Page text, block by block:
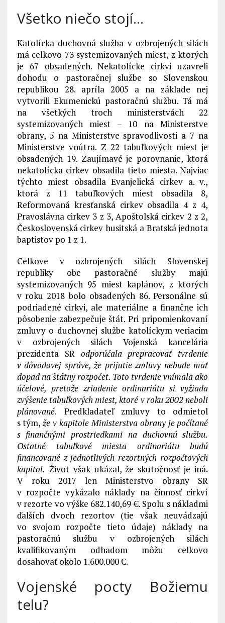
Všetko niečo stojí…
Katolícka duchovná služba v ozbrojených silách
má celkovo 73 systemizovaných miest, z ktorých
je 67 obsadených. Nekatolícke cirkvi uzavreli
dohodu o pastoračnej službe so Slovenskou
republikou 28. apríla 2005 a na základe nej
vytvorili Ekumenickú pastoračnú službu. Tá má
na všetkých troch ministerstvách 22
systemizovaných miest – 10 na Ministerstve
obrany, 5 na Ministerstve spravodlivosti a 7 na
Ministerstve vnútra. Z 22 tabuľkových miest je
obsadených 19. Zaujímavé je porovnanie, ktorá
nekatolícka cirkev obsadila tieto miesta. Najviac
týchto miest obsadila Evanjelická cirkev a. v.,
ktorá z 11 tabuľkových miest obsadila 8,
Reformovaná kresťanská cirkev obsadila 4 z 4,
Pravoslávna cirkev 3 z 3, Apoštolská cirkev 2 z 2,
Československá cirkev husitská a Bratská jednota
baptistov po 1 z 1.
Celkove v ozbrojených silách Slovenskej
republiky obe pastoračné služby majú
systemizovaných 95 miest kaplánov, z ktorých
v roku 2018 bolo obsadených 86. Personálne sú
podriadené cirkvi, ale materiálne a finančne ich
pôsobenie zabezpečuje štát. Pri pripomienkovaní
zmluvy o duchovnej službe katolíckym veriacim
v ozbrojených silách Vojenská kancelária
prezidenta SR odporúčala prepracovať tvrdenie
v dôvodovej správe, že prijatie zmluvy nebude mať
dopad na štátny rozpočet. Toto tvrdenie vnímala ako
účelové, pretože zriadenie ordinariátu si vyžiada
zvýšenie tabuľkových miest, ktoré v roku 2002 neboli
plánované. Predkladateľ zmluvy to odmietol
s tým,že v kapitole Ministerstva obrany je počítané
s finančnými prostriedkami na duchovnú službu.
Ostatné tabuľkové miesta ordinariátu budú
financované z jednotlivých rezortných rozpočtových
kapitol. Život však ukázal, že skutočnosť je iná.
V roku 2017 len Ministerstvo obrany SR
v rozpočte vykázalo náklady na činnosť cirkví
v rezorte vo výške 682.140,69 €. Spolu s nákladmi
ďalších dvoch rezortov (tie však neuvádzajú
vo svojom rozpočte tieto údaje) náklady na
pastoračnú službu v ozbrojených silách
kvalifikovaným odhadom môžu celkovo
dosahovať okolo 1.600.000 €.
Vojenské pocty Božiemu
telu?